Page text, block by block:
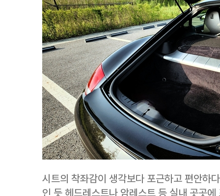
시트의 착좌감이 생각보다 포근하고 편안하
인 듯 헤드레스트나 암레스트 등 실내 곳곳